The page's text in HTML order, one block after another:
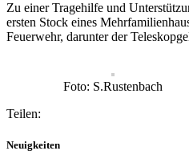
Zu einer Tragehilfe und
ersten Stock eines
Feuerwehr, darunter der
Foto: S.Rustenbach
Teilen:
Neuigkeiten